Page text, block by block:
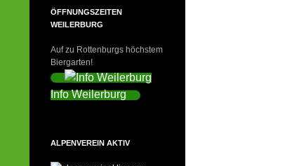
ÖFFNUNGSZEITEN
WEILERBURG
Auf zu Rottenburgs höchstem
Biergarten!
Info Weilerburg
ALPENVEREIN AKTIV